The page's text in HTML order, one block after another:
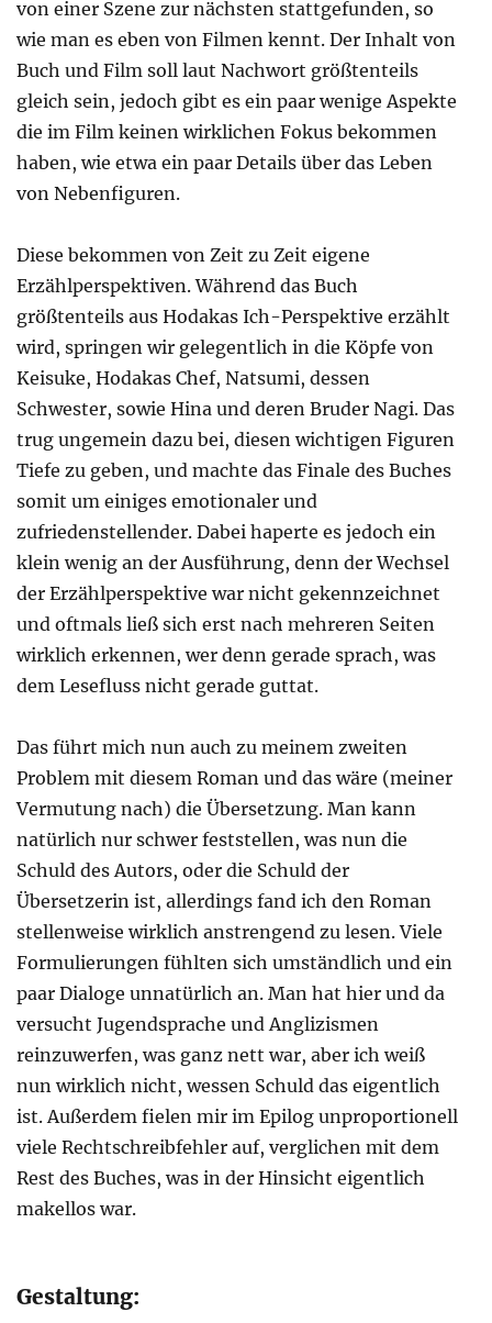
von einer Szene zur nächsten stattgefunden, so
wie man es eben von Filmen kennt. Der Inhalt von
Buch und Film soll laut Nachwort größtenteils
gleich sein, jedoch gibt es ein paar wenige Aspekte
die im Film keinen wirklichen Fokus bekommen
haben, wie etwa ein paar Details über das Leben
von Nebenfiguren.
Diese bekommen von Zeit zu Zeit eigene
Erzählperspektiven. Während das Buch
größtenteils aus Hodakas Ich-Perspektive erzählt
wird, springen wir gelegentlich in die Köpfe von
Keisuke, Hodakas Chef, Natsumi, dessen
Schwester, sowie Hina und deren Bruder Nagi. Das
trug ungemein dazu bei, diesen wichtigen Figuren
Tiefe zu geben, und machte das Finale des Buches
somit um einiges emotionaler und
zufriedenstellender. Dabei haperte es jedoch ein
klein wenig an der Ausführung, denn der Wechsel
der Erzählperspektive war nicht gekennzeichnet
und oftmals ließ sich erst nach mehreren Seiten
wirklich erkennen, wer denn gerade sprach, was
dem Lesefluss nicht gerade guttat.
Das führt mich nun auch zu meinem zweiten
Problem mit diesem Roman und das wäre (meiner
Vermutung nach) die Übersetzung. Man kann
natürlich nur schwer feststellen, was nun die
Schuld des Autors, oder die Schuld der
Übersetzerin ist, allerdings fand ich den Roman
stellenweise wirklich anstrengend zu lesen. Viele
Formulierungen fühlten sich umständlich und ein
paar Dialoge unnatürlich an. Man hat hier und da
versucht Jugendsprache und Anglizismen
reinzuwerfen, was ganz nett war, aber ich weiß
nun wirklich nicht, wessen Schuld das eigentlich
ist. Außerdem fielen mir im Epilog unproportionell
viele Rechtschreibfehler auf, verglichen mit dem
Rest des Buches, was in der Hinsicht eigentlich
makellos war.
Gestaltung: